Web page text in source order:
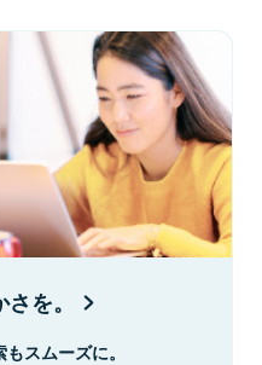
を。
スムーズに。